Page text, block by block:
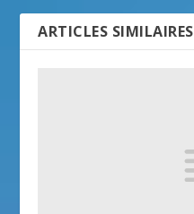
ARTICLES SIMILAIRES